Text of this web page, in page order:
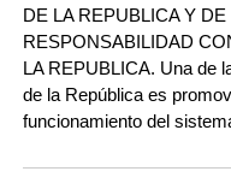
DE LA REPUBLICA Y
RESPONSABILIDAD
LA REPUBLICA. Una de
de la República es
funcionamiento del